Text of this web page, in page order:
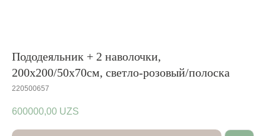
Пододеяльник + 2 наволочки,
200x200/50x70см, светло-розовый/полоска
220500657
600000,00 UZS